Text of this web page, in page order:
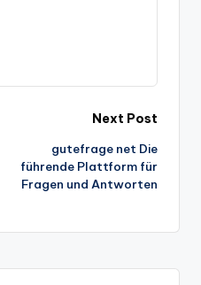
Next Post
gutefrage net Die
führende Plattform für
Fragen und Antworten